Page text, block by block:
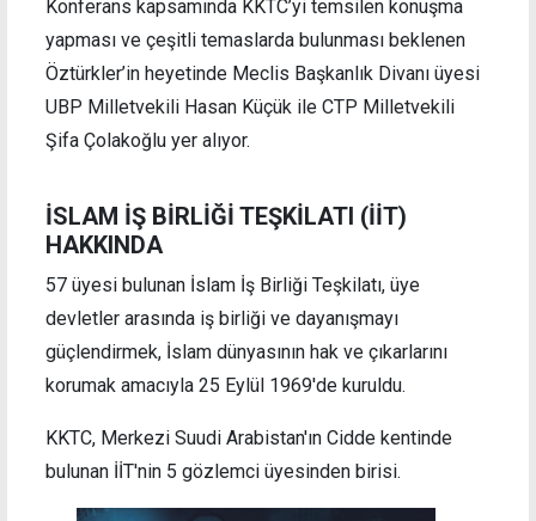
Konferans kapsamında KKTC’yi temsilen konuşma
yapması ve çeşitli temaslarda bulunması beklenen
Öztürkler’in heyetinde Meclis Başkanlık Divanı üyesi
UBP Milletvekili Hasan Küçük ile CTP Milletvekili
Şifa Çolakoğlu yer alıyor.
İSLAM İŞ BİRLİĞİ TEŞKİLATI (İİT)
HAKKINDA
57 üyesi bulunan İslam İş Birliği Teşkilatı, üye
devletler arasında iş birliği ve dayanışmayı
güçlendirmek, İslam dünyasının hak ve çıkarlarını
korumak amacıyla 25 Eylül 1969'de kuruldu.
KKTC, Merkezi Suudi Arabistan'ın Cidde kentinde
bulunan İİT'nin 5 gözlemci üyesinden birisi.